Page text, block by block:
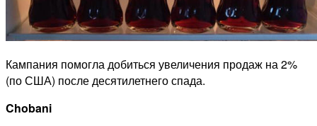
Кампания помогла добиться увеличения продаж на 2%
(по США) после десятилетнего спада.
Chobani